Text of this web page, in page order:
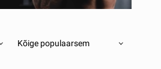
Kõige populaarsem